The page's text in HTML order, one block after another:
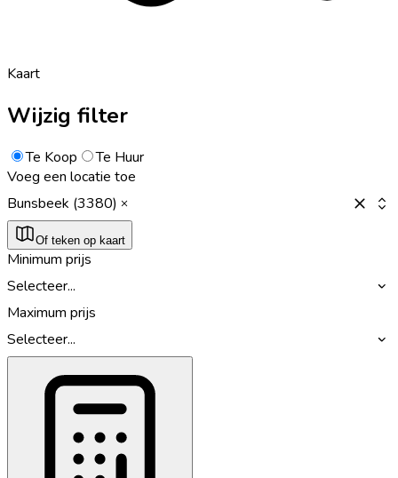
Kaart
Wijzig filter
Te Koop
Te Huur
Voeg een locatie toe
Bunsbeek (3380)
Of teken op kaart
Minimum prijs
Selecteer...
Maximum prijs
Selecteer...